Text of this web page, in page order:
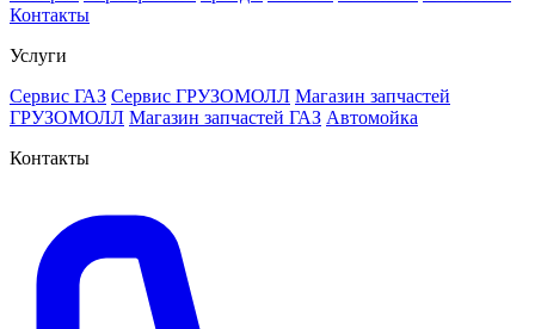
Контакты
Услуги
Сервис ГАЗ Сервис ГРУЗОМОЛЛ Магазин запчастей
ГРУЗОМОЛЛ Магазин запчастей ГАЗ Автомойка
Контакты